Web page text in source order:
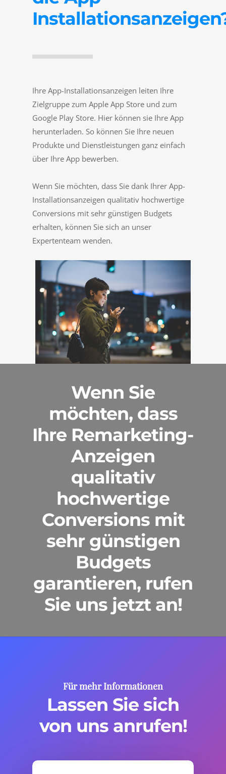
Ihre App-Installationsanzeigen leiten Ihre
Zielgruppe zum Apple App Store und zum
Google Play Store. Hier können sie Ihre App
herunterladen. So können Sie Ihre neuen
Produkte und Dienstleistungen ganz einfach
über Ihre App bewerben.
Wenn Sie möchten, dass Sie dank Ihrer App-
Installationsanzeigen qualitativ hochwertige
Conversions mit sehr günstigen Budgets
erhalten, können Sie sich an unser
Expertenteam wenden.
Wenn Sie
möchten, dass
Ihre Remarketing-
Anzeigen
qualitativ
hochwertige
Conversions mit
sehr günstigen
Budgets
garantieren, rufen
Sie uns jetzt an!
Für mehr Informationen
Lassen Sie sich
von uns anrufen!